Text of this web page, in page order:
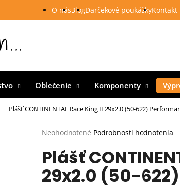
O násBlogDarčekové poukážkyKontakt
Oblečenie Komponenty
Plášť CONTINENTAL Race King II 29x2.0 (50-622)
Priemerné
produktu
je
0,0
z
Neohodnotené Podrobnosti hodnotenia
Plášť
29x2.0 (50-